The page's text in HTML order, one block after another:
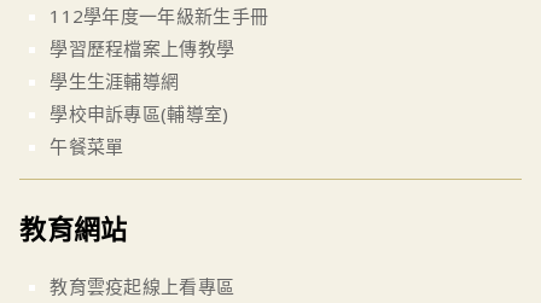
112學年度一年級新生手冊
學習歷程檔案上傳教學
學生生涯輔導網
學校申訴專區(輔導室)
午餐菜單
教育網站
教育雲疫起線上看專區